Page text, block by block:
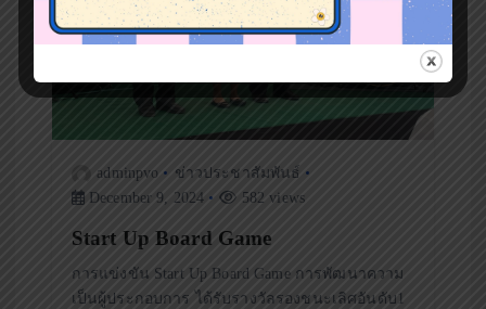
adminpvo
ข่าวประชาสัมพันธ์
December 9, 2024
582 views
Start Up Board Game
การแข่งขัน Start Up Board Game การพัฒนาความ
เป็นผู้ประกอบการ ได้รับรางวัลรองชนะเลิศอันดับ1